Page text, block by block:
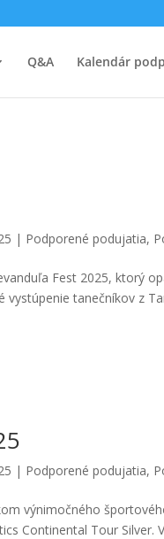
Q&A Kalendár
| Podporené podujatia,
Fest 2025, ktorý
vystúpenie tanečníkov z
| Podporené podujatia,
výnimočného
Continental Tour